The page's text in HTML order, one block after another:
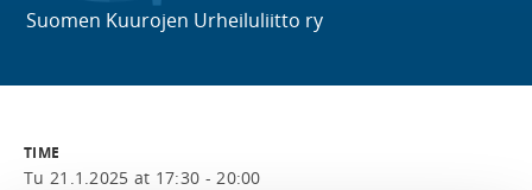
Suomen Kuurojen Urheiluliitto ry
TIME
Tu 21.1.2025 at 17:30 - 20:00